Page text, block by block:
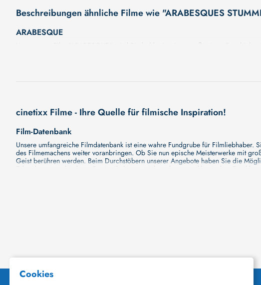
Beschreibungen ähnliche Filme wie "ARABESQUES
ARABESQUE
Unser neuer Film "ARABESQUE" wird Sie bald mit seiner großartigen
Eine fesselnde Handlung, ungewöhnliche Charaktere und unerforschte
cinetixx Filme - Ihre Quelle für filmische Inspiration!
Film-Datenbank
Unsere umfangreiche Filmdatenbank ist eine wahre Fundgrube für
des Filmemachens weiter voranbringen. Ob Sie nun epische Meisterwerke mit
Geist berühren werden. Beim Durchstöbern unserer Angebote haben Sie die
Erkundung verschiedener Regiestile kommt nicht zu kurz, von klassischen
Hollywood-Hits findet. Natürlich gibt es auch diese, aber darüber hinaus
hinzufügen. Mit uns können Sie Ihr Wissen über Ihre Lieblingskünstler und ihr
Datenbank mit Schauspielern zu erkunden und ihre außergewöhnlichen Werke zu